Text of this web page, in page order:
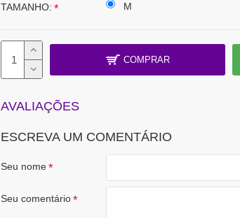
TAMANHO: M
COMPRAR
AVALIAÇÕES
ESCREVA UM COMENTÁRIO
Seu nome
Seu comentário